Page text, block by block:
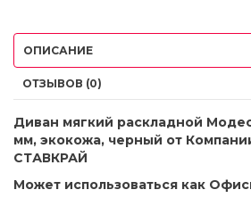
ОПИСАНИЕ
ОТЗЫВОВ (0)
Диван мягкий раскладной
мм, экокожа, черный от
СТАВКРАЙ
Может использоваться как